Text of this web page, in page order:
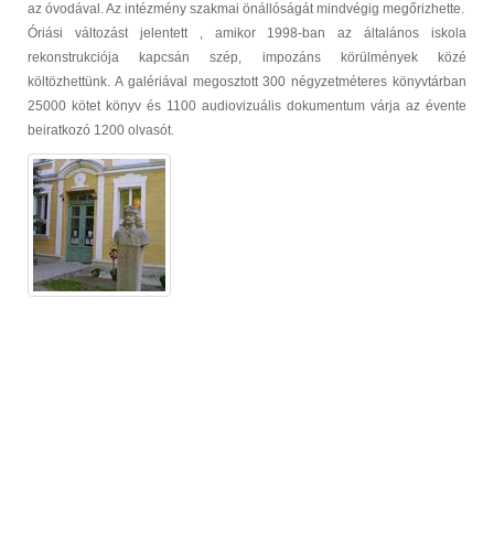
az óvodával. Az intézmény szakmai önállóságát mindvégig megőrizhette.
Óriási változást jelentett , amikor 1998-ban az általános iskola
rekonstrukciója kapcsán szép, impozáns körülmények közé
költözhettünk. A galériával megosztott 300 négyzetméteres könyvtárban
25000 kötet könyv és 1100 audiovizuális dokumentum várja az évente
beiratkozó 1200 olvasót.